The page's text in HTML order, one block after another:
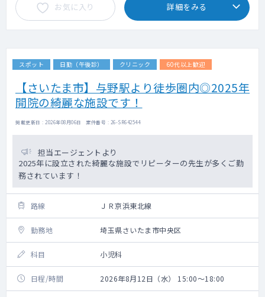
お気に入り 詳細をみる
スポット 日勤（午後診） クリニック 60代以上歓迎
【さいたま市】与野駅より徒歩圏内◎2025年
開院の綺麗な施設です！
掲載更新日 : 2026年08月06日 案件番号 : 26-SR642544
担当エージェントより
2025年に設立された綺麗な施設でリピーターの先生が多くご勤
務されています！
路線 ＪＲ京浜東北線
勤務地 埼玉県さいたま市中央区
科目 小児科
日程/時間 2026年8月12日（水） 15:00～18:00